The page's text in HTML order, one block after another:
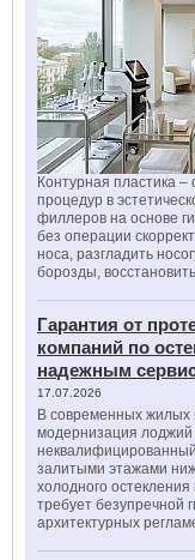
Контурная пластика
процедур в
филлеров на основе
без операции
носа, разгладить
борозды,
Гарантия от
компаний по
надежным
17.07.2026
В современных жилых
модернизация
залитыми этажами
холодного
требует безупречной
архитектурных